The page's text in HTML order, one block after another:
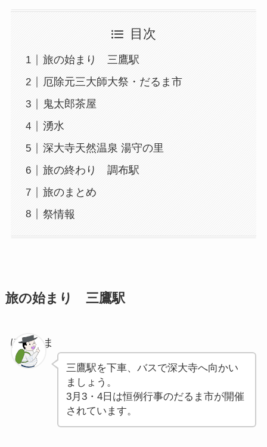
目次
旅の始まり 三鷹駅
厄除元三大師大祭・だるま市
鬼太郎茶屋
湧水
深大寺天然温泉 湯守の里
旅の終わり 調布駅
旅のまとめ
祭情報
旅の始まり 三鷹駅
ぽちゃま
三鷹駅を下車、バスで深大寺へ向かい
ましょう。
3月3・4日は恒例行事のだるま市が開催
されています。